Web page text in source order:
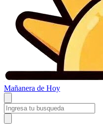
Mañanera de Hoy